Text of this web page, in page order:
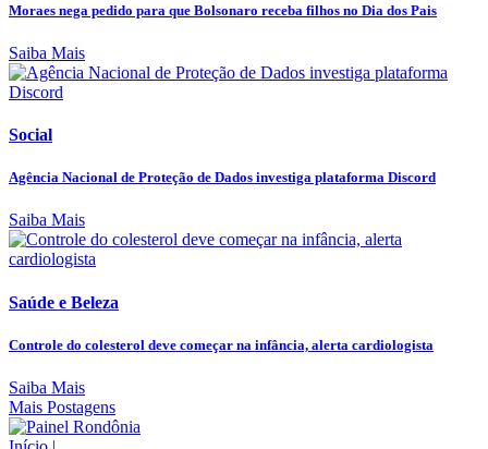
Moraes nega pedido para que Bolsonaro receba filhos no Dia dos Pais
Saiba Mais
Social
Agência Nacional de Proteção de Dados investiga plataforma Discord
Saiba Mais
Saúde e Beleza
Controle do colesterol deve começar na infância, alerta cardiologista
Saiba Mais
Mais Postagens